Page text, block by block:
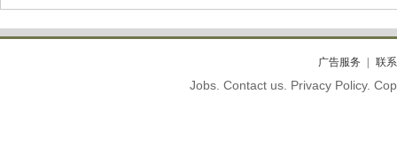
广告服务 联
Jobs. Contact us. Privacy Policy.